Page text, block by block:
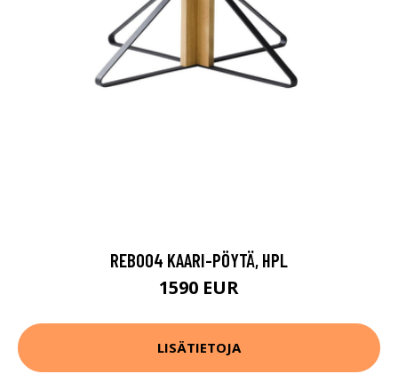
REB004 KAARI-PÖYTÄ, HPL
1590 EUR
LISÄTIETOJA